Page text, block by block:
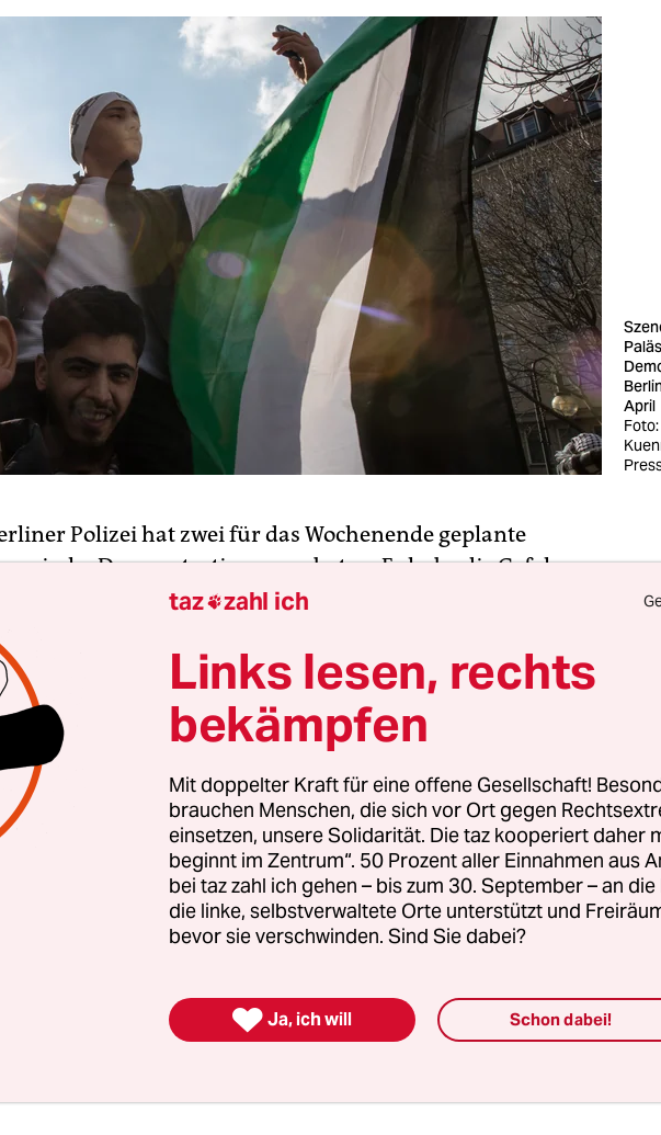
April
Polizei hat zwei für das Wochenende geplante
Demonstrationen verboten. Es habe die Gefahr
dass es zu antisemitischen Ausrufen komme, erklärten die
Donnerstag in der Hauptstadt. Zu dieser Bewertung sei
aufgrund der Erfahrungen in den vergangenen Jahren
Vergangenheit gekommen, hieß es. Auch alle
wurden bis einschließlich Sonntag verboten.
waren zwei Veranstaltungen angekündigt, eine
am Hermannplatz, die andere sollte Sonntag durch
Laut Behörde wurde eine Gefahrenprognose erstellt.
taz zahl ich
Links lesen, rechts
bekämpfen
Mit doppelter Kraft für eine offene Gesellschaft!
brauchen Menschen, die sich vor Ort gegen
einsetzen, unsere Solidarität. Die taz kooperiert daher
beginnt im Zentrum“. 50 Prozent aller Einnahmen aus
bei taz zahl ich gehen – bis zum 30. September – an
die linke, selbstverwaltete Orte unterstützt und
bevor sie verschwinden. Sind Sie dabei?
 Ja, ich will Schon dabei!